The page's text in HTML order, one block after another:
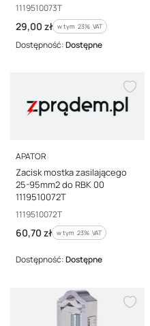
Kod producenta
1119510073T
Cena brutto
29,00 zł w tym %s VAT
w tym 23% VAT
Dostępność:Dostępne
PRODUCENT
APATOR
Zacisk mostka zasilającego
25-95mm2 do RBK 00
1119510072T
Kod producenta
1119510072T
Cena brutto
60,70 zł w tym %s VAT
w tym 23% VAT
Dostępność:Dostępne